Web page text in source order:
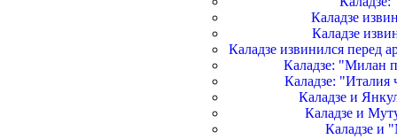
Каладзе
Каладзе
Каладзе извинился перед
Каладзе: "Милан
Каладзе: "Италия
Каладзе и
Каладзе и
Каладзе и